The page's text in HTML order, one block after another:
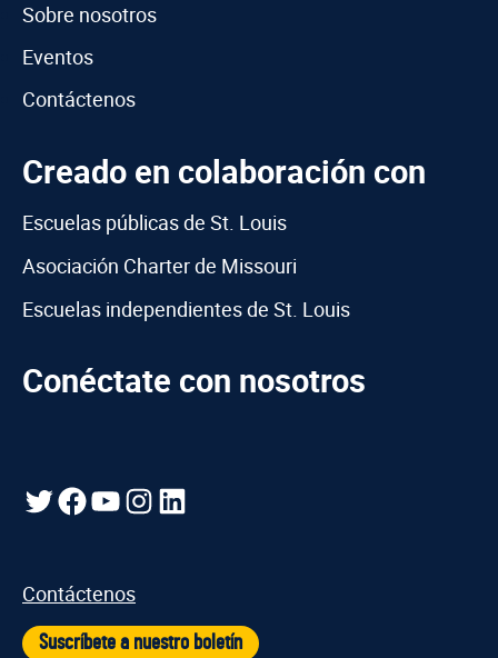
Sobre nosotros
Eventos
Contáctenos
Creado en colaboración con
Escuelas públicas de St. Louis
Asociación Charter de Missouri
Escuelas independientes de St. Louis
Conéctate con nosotros
Gorjeo
Facebook
YouTube
Instagram
LinkedIn
Contáctenos
Suscríbete a nuestro boletín